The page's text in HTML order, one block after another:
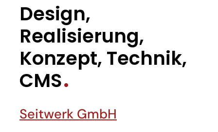
Design,
Realisierung,
Konzept, Technik,
CMS
Seitwerk GmbH